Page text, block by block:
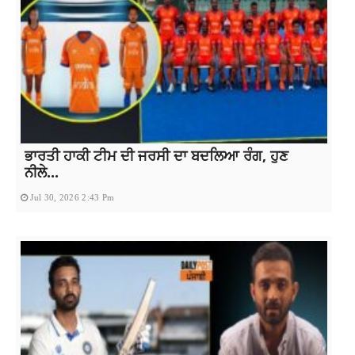
ਭਾਰਤੀ ਹਾਕੀ ਟੀਮ ਦੀ ਜਰਸੀ ਦਾ ਬਦਲਿਆ ਰੰਗ, ਹੁਣ
ਨੀਲੇ...
Jul 30, 2026 2:43 Pm